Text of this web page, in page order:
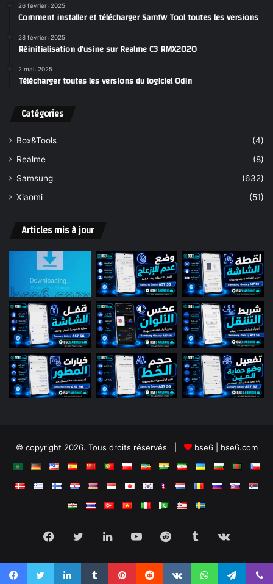
26 février، 2025
Comment installer et télécharger Samfw Tool toutes les versions
28 février، 2025
Réinitialisation d’usine sur Realme C3 RMX2020
2 mai، 2025
Télécharger toutes les versions du logiciel Odin
Catégories
Box&Tools
(4)
Realme
(8)
Samsung
(632)
Xiaomi
(51)
Articles mis à jour
© copyright 2026، Tous droits réservés | bse6 | bse6.com
Facebook
TwitterLinkedinYouTubeRedditTumblr